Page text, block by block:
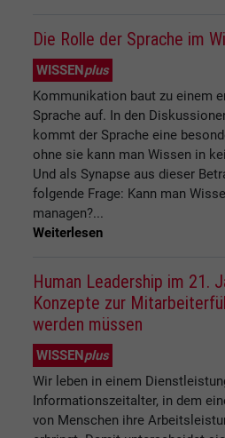
Die Rolle der Sprache im
WISSENplus
Kommunikation baut zu einem
Sprache auf. In den
kommt der Sprache eine
ohne sie kann man Wissen in
Und als Synapse aus dieser
folgende Frage: Kann man
managen?...
Weiterlesen
Human Leadership im 21.
Konzepte zur
werden müssen
WISSENplus
Wir leben in einem
Informationszeitalter, in dem
von Menschen ihre